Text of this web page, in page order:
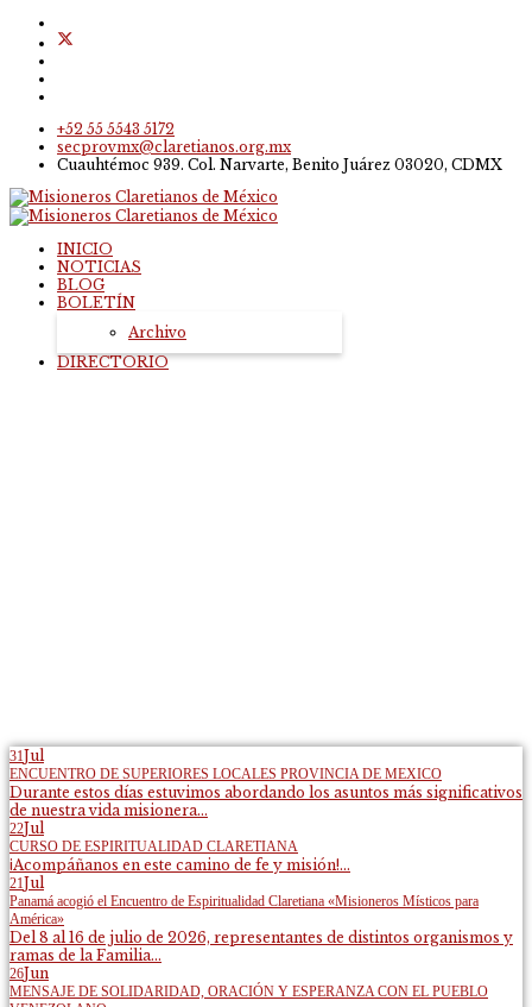
+52 55 5543 5172
secprovmx@claretianos.org.mx
Cuauhtémoc 939. Col. Narvarte, Benito Juárez 03020, CDMX
INICIO
NOTICIAS
BLOG
BOLETÍN
Archivo
DIRECTORIO
31Jul
ENCUENTRO DE SUPERIORES LOCALES PROVINCIA DE MEXICO
Durante estos días estuvimos abordando los asuntos más significativos
de nuestra vida misionera...
22Jul
CURSO DE ESPIRITUALIDAD CLARETIANA
¡Acompáñanos en este camino de fe y misión!...
21Jul
Panamá acogió el Encuentro de Espiritualidad Claretiana «Misioneros Místicos para
América»
Del 8 al 16 de julio de 2026, representantes de distintos organismos y
ramas de la Familia...
26Jun
MENSAJE DE SOLIDARIDAD, ORACIÓN Y ESPERANZA CON EL PUEBLO